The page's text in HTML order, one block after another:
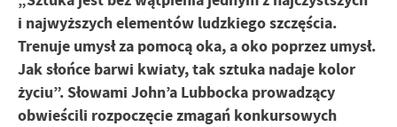
i najwyższych elementów ludzkiego szczęścia.
Trenuje umysł za pomocą oka, a oko poprzez umysł.
Jak słońce barwi kwiaty, tak sztuka nadaje kolor
życiu”. Słowami John’a Lubbocka prowadzący
obwieścili rozpoczęcie zmagań konkursowych